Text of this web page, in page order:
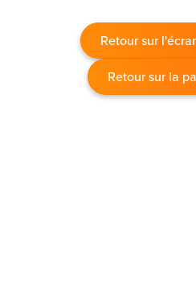
Retour sur
Retour sur la